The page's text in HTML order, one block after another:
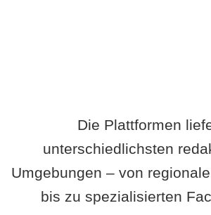
Die Plattformen
unterschiedlichsten
Umgebungen – von
bis zu spezialisierten